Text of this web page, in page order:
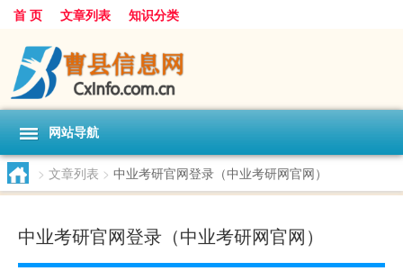
首 页 文章列表 知识分类
网站导航
> 文章列表 > 中业考研官网登录（中业考研网官网）
中业考研官网登录（中业考研网官网）